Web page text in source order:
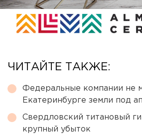
ЧИТАЙТЕ ТАКЖЕ:
Федеральные компании не
Екатеринбурге земли под
Свердловский титановый
крупный убыток